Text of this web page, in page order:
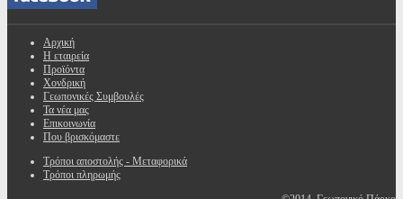
Αρχική
Η εταιρεία
Προϊόντα
Χονδρική
Γεωπονικές Συμβουλές
Τα νέα μας
Επικοινωνία
Που βρισκόμαστε
Τρόποι αποστολής - Μεταφορικά
Τρόποι πληρωμής